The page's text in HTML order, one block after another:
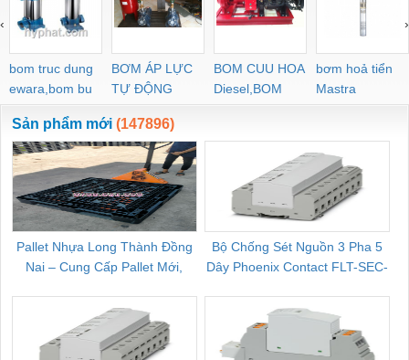
bom truc dung
ewara,bom bu
ewara
BƠM ÁP LỰC
TỰ ĐỘNG
BOM CUU HOA
Diesel,BOM
CHUA CHAY
bơm hoả tiển
Mastra
‹ ›
Sản phẩm mới (147896)
Pallet Nhựa Long Thành Đồng
Nai – Cung Cấp Pallet Mới,
Bộ Chống Sét Nguồn 3 Pha 5
Dây Phoenix Contact FLT-SEC-